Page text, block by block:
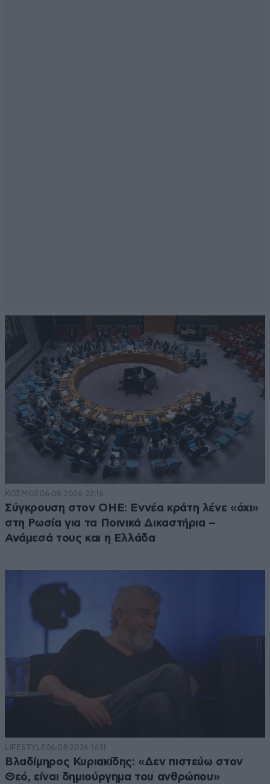
ΚΟΣΜΟΣ06·08·2026 22:16
Σύγκρουση στον ΟΗΕ: Εννέα κράτη λένε «όχι»
στη Ρωσία για τα Ποινικά Δικαστήρια –
Ανάμεσά τους και η Ελλάδα
LIFESTYLE06·08·2026 16:11
Βλαδίμηρος Κυριακίδης: «Δεν πιστεύω στον
Θεό, είναι δημιούργημα του ανθρώπου»